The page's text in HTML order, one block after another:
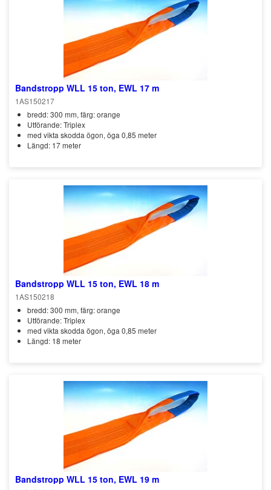
Bandstropp WLL 15 ton, EWL 17 m
1AS150217
bredd: 300 mm, färg: orange
Utförande: Triplex
med vikta skodda ögon, öga 0,85 meter
Längd: 17 meter
Bandstropp WLL 15 ton, EWL 18 m
1AS150218
bredd: 300 mm, färg: orange
Utförande: Triplex
med vikta skodda ögon, öga 0,85 meter
Längd: 18 meter
Bandstropp WLL 15 ton, EWL 19 m